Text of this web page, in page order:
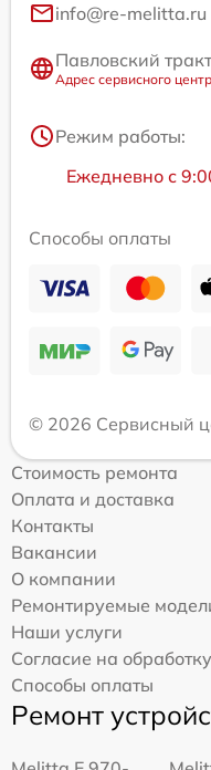
info@re-melitta.ru
Павловский
Адрес сервисного
Режим работы:
Ежедневно с
Способы оплаты
© 2026 Сервисный
Стоимость ремонта
Оплата и доставка
Контакты
Вакансии
О компании
Ремонтируемые
Наши услуги
Согласие на
Способы оплаты
Ремонт